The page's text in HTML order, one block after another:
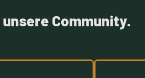
unsere Community.